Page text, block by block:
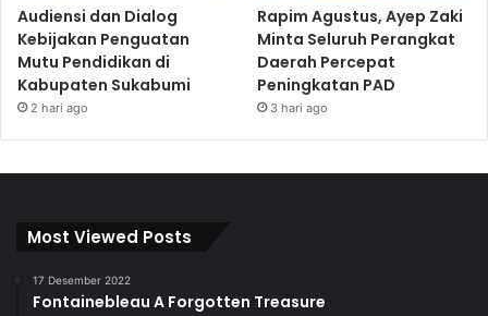
Audiensi dan Dialog
Kebijakan Penguatan
Mutu Pendidikan di
Kabupaten Sukabumi
2 hari ago
Rapim Agustus, Ayep Zaki
Minta Seluruh Perangkat
Daerah Percepat
Peningkatan PAD
3 hari ago
Most Viewed Posts
17 Desember 2022
Fontainebleau A Forgotten Treasure